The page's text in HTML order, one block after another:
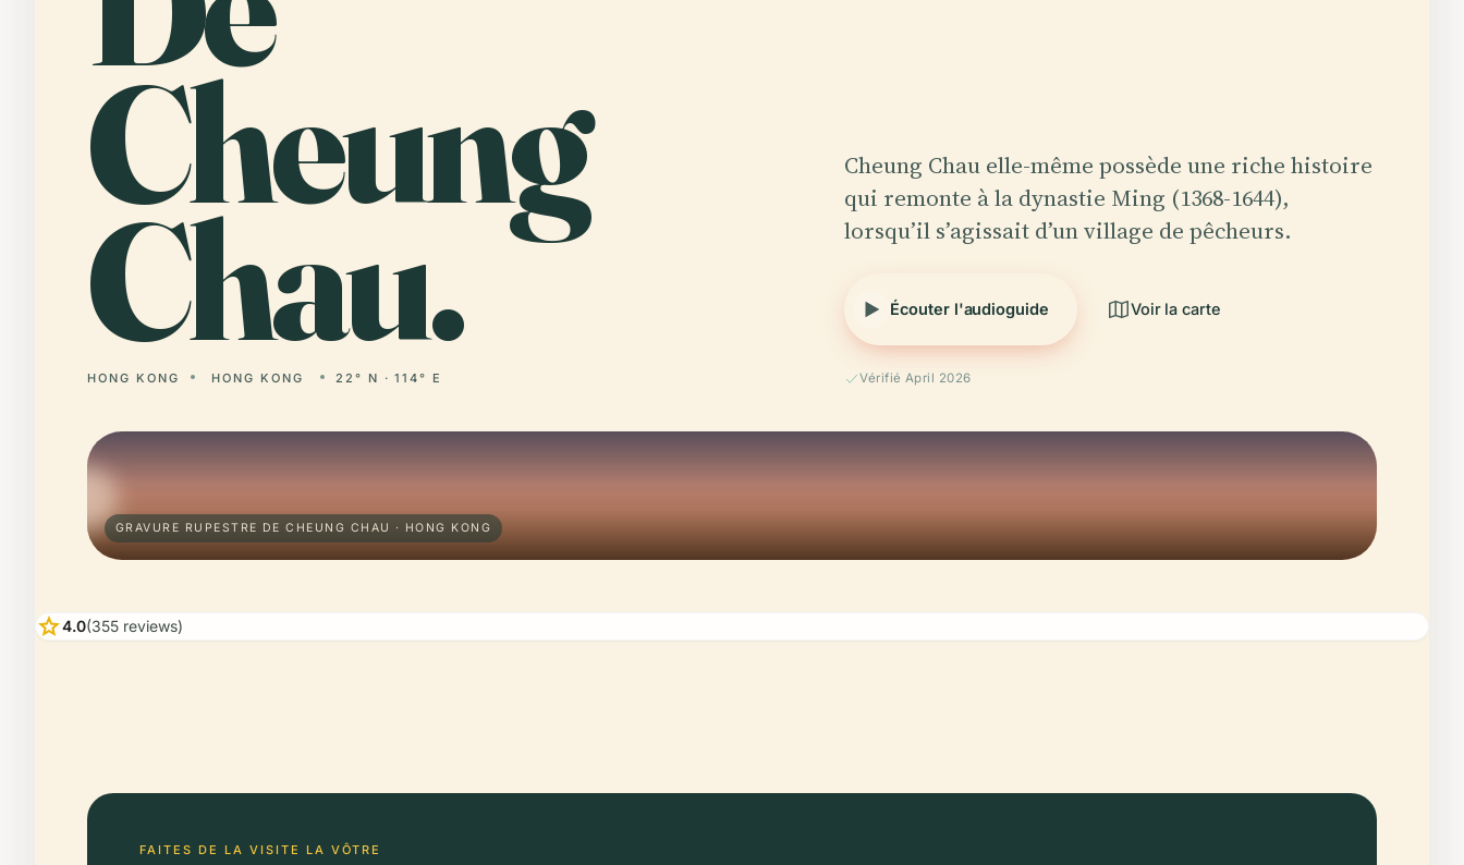
Cheung
Chau.
HONG KONG HONG KONG 22° N · 114° E
Cheung Chau elle-même possède une riche histoire
qui remonte à la dynastie Ming (1368-1644),
lorsqu’il s’agissait d’un village de pêcheurs.
Écouter l'audioguide Voir la carte
Vérifié April 2026
GRAVURE RUPESTRE DE CHEUNG CHAU · HONG KONG
star4.0(355 reviews)
FAITES DE LA VISITE LA VÔTRE